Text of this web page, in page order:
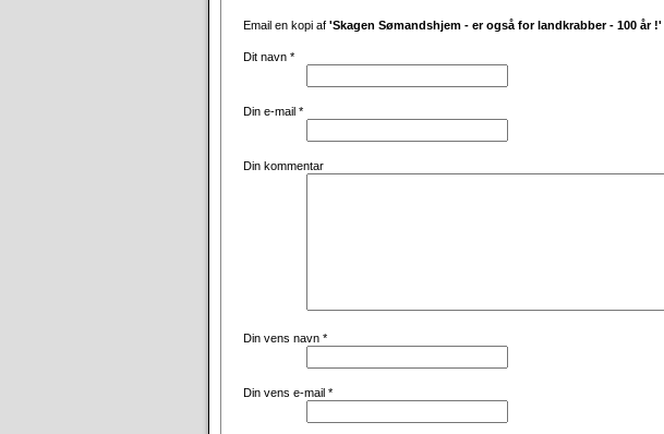
Email en kopi af 'Skagen Sømandshjem - er også for landkrabber - 100 år !'
Dit navn *
Din e-mail *
Din kommentar
Din vens navn *
Din vens e-mail *